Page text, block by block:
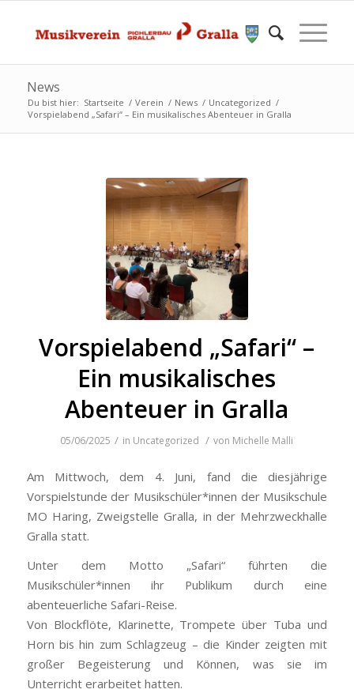
News
Du bist hier: Startseite / Verein / News / Uncategorized /
Vorspielabend „Safari“ – Ein musikalisches Abenteuer in Gralla
Vorspielabend „Safari“ –
Ein musikalisches
Abenteuer in Gralla
05/06/2025 / in Uncategorized / von Michelle Malli
Am Mittwoch, dem 4. Juni, fand die diesjährige
Vorspielstunde der Musikschüler*innen der Musikschule
MO Haring, Zweigstelle Gralla, in der Mehrzweckhalle
Gralla statt.
Unter dem Motto „Safari“ führten die
Musikschüler*innen ihr Publikum durch eine
abenteuerliche Safari-Reise.
Von Blockflöte, Klarinette, Trompete über Tuba und
Horn bis hin zum Schlagzeug – die Kinder zeigten mit
großer Begeisterung und Können, was sie im
Unterricht erarbeitet hatten.